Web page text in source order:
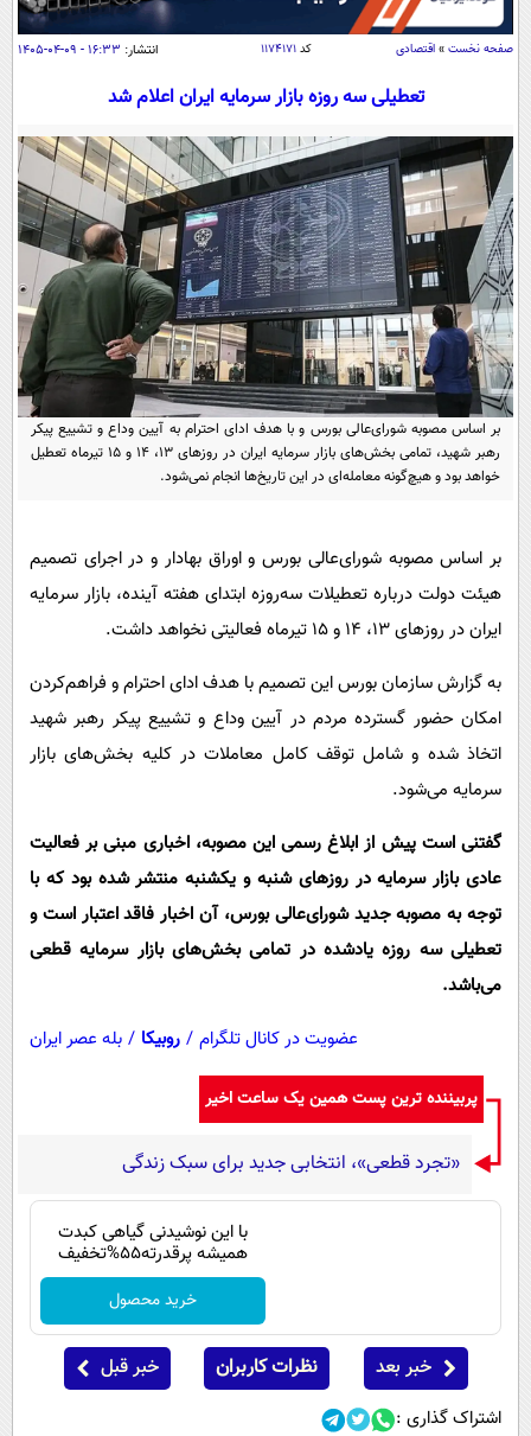
اقتصاد
اقتصادی
جامعه
حوادث
سلامت
یک برش دانایی
محیط زیست
سفر و تفریح
بین الملل
سیاست خارجی
فرهنگ و هنر
علم و دانش
فناوری و It
اخبار کریپتو
قرآن
گوناگون
باشگاه مغز
مجله تصویری سلاح
اقتصاد
ورزش
فناوری
گوناگون
محیط زیست
سلامت
بین الملل
اجتماعی
عصر ایران 2
خواندنی ها و دیدنی ها
روانشناسی
آشپزی
آموزش زبان
صفحه نخست » اقتصادی کد ۱۱۷۴۱۷۱ انتشار: ۱۶:۳۳ - ۰۹-۰۴-۱۴۰۵
تعطیلی سه روزه بازار سرمایه ایران اعلام شد
بر اساس مصوبه شورای‌عالی بورس و با هدف ادای احترام به آیین وداع و تشییع پیکر
رهبر شهید، تمامی بخش‌های بازار سرمایه ایران در روزهای ۱۳، ۱۴ و ۱۵ تیرماه تعطیل
خواهد بود و هیچ‌گونه معامله‌ای در این تاریخ‌ها انجام نمی‌شود.
بر اساس مصوبه شورای‌عالی بورس و اوراق بهادار و در اجرای تصمیم
هیئت دولت درباره تعطیلات سه‌روزه ابتدای هفته آینده، بازار سرمایه
ایران در روزهای ۱۳، ۱۴ و ۱۵ تیرماه فعالیتی نخواهد داشت.
به گزارش سازمان بورس این تصمیم با هدف ادای احترام و فراهم‌کردن
امکان حضور گسترده مردم در آیین وداع و تشییع پیکر رهبر شهید
اتخاذ شده و شامل توقف کامل معاملات در کلیه بخش‌های بازار
سرمایه می‌شود.
گفتنی است پیش از ابلاغ رسمی این مصوبه، اخباری مبنی بر فعالیت
عادی بازار سرمایه در روزهای شنبه و یکشنبه منتشر شده بود که با
توجه به مصوبه جدید شورای‌عالی بورس، آن اخبار فاقد اعتبار است و
تعطیلی سه روزه یادشده در تمامی بخش‌های بازار سرمایه قطعی
می‌باشد.
عضویت در کانال تلگرام / روبیکا / بله عصر ایران
پربیننده ترین پست همین یک ساعت اخیر
«تجرد قطعی»، انتخابی جدید برای سبک زندگی
با این نوشیدنی گیاهی کبدت
همیشه پرقدرته55%تخفیف
خرید محصول
خبر بعد نظرات کاربران خبر قبل
اشتراک گذاری :